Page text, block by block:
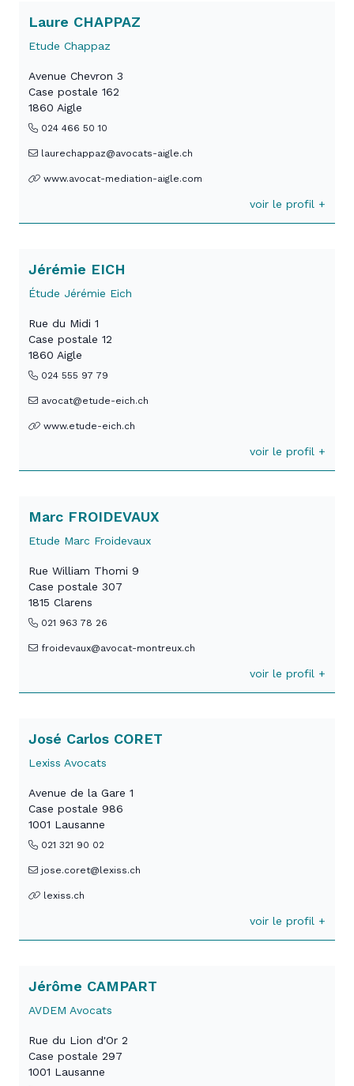
Laure CHAPPAZ
Etude Chappaz
Avenue Chevron 3
Case postale 162
1860 Aigle
024 466 50 10
laurechappaz@avocats-aigle.ch
www.avocat-mediation-aigle.com
voir le profil +
Jérémie EICH
Étude Jérémie Eich
Rue du Midi 1
Case postale 12
1860 Aigle
024 555 97 79
avocat@etude-eich.ch
www.etude-eich.ch
voir le profil +
Marc FROIDEVAUX
Etude Marc Froidevaux
Rue William Thomi 9
Case postale 307
1815 Clarens
021 963 78 26
froidevaux@avocat-montreux.ch
voir le profil +
José Carlos CORET
Lexiss Avocats
Avenue de la Gare 1
Case postale 986
1001 Lausanne
021 321 90 02
jose.coret@lexiss.ch
lexiss.ch
voir le profil +
Jérôme CAMPART
AVDEM Avocats
Rue du Lion d'Or 2
Case postale 297
1001 Lausanne